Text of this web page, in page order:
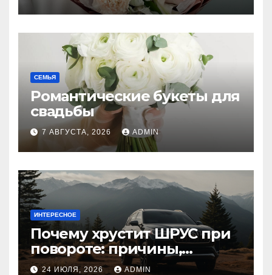
СЕМЬЯ
Романтические букеты для
свадьбы
7 АВГУСТА, 2026 ADMIN
ИНТЕРЕСНОЕ
Почему хрустит ШРУС при
повороте: причины,
диагностика
24 ИЮЛЯ, 2026 ADMIN